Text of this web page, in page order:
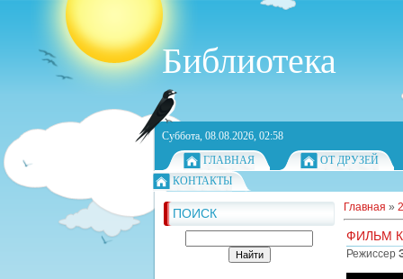
Библиотека
Суббота, 08.08.2026, 02:58
ГЛАВНАЯ
ОТ ДРУЗЕЙ
КОНТАКТЫ
ПОИСК Главная »
ФИЛЬМ
Режиссер